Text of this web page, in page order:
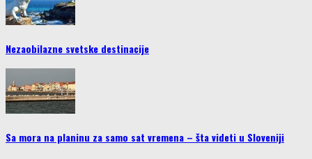
Nezaobilazne svetske destinacije
Sa mora na planinu za samo sat vremena – šta videti u Sloveniji